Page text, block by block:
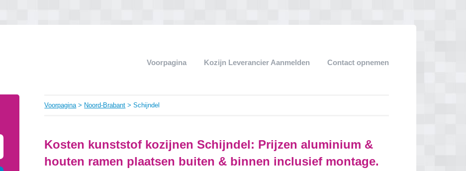
Voorpagina Kozijn Leverancier Aanmelden Contact opnemen
Voorpagina> Noord-Brabant > Schijndel
Kosten kunststof kozijnen Schijndel: Prijzen aluminium &
houten ramen plaatsen buiten & binnen inclusief montage.